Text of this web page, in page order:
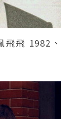
飛 1982、